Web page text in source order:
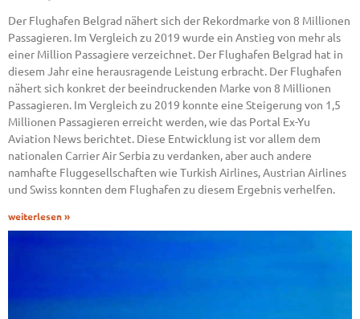
Der Flughafen Belgrad nähert sich der Rekordmarke von 8 Millionen
Passagieren. Im Vergleich zu 2019 wurde ein Anstieg von mehr als
einer Million Passagiere verzeichnet. Der Flughafen Belgrad hat in
diesem Jahr eine herausragende Leistung erbracht. Der Flughafen
nähert sich konkret der beeindruckenden Marke von 8 Millionen
Passagieren. Im Vergleich zu 2019 konnte eine Steigerung von 1,5
Millionen Passagieren erreicht werden, wie das Portal Ex-Yu
Aviation News berichtet. Diese Entwicklung ist vor allem dem
nationalen Carrier Air Serbia zu verdanken, aber auch andere
namhafte Fluggesellschaften wie Turkish Airlines, Austrian Airlines
und Swiss konnten dem Flughafen zu diesem Ergebnis verhelfen.
weiterlesen »